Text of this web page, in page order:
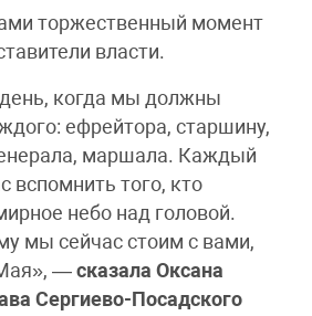
торжественный момент
власти.
когда мы должны
ефрейтора, старшину,
маршала. Каждый
вспомнить того, кто
небо над головой.
мы сейчас стоим с вами,
—сказала Оксана
Сергиево-Посадского